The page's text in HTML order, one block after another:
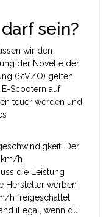
sein?
wir den
der Novelle der
(StVZO) gelten
Scootern auf
teuer werden und
Der
km/h
die Leistung
Hersteller werben
h freigeschaltet
illegal, wenn du